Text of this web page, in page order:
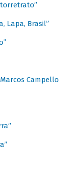
Lapa, Brasil”
Campello